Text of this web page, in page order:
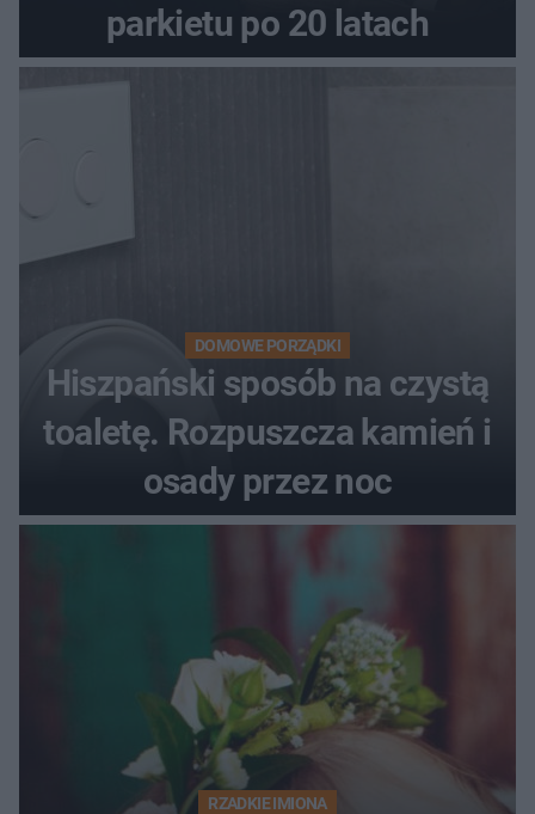
parkietu po 20 latach
DOMOWE PORZĄDKI
Hiszpański sposób na czystą
toaletę. Rozpuszcza kamień i
osady przez noc
RZADKIE IMIONA